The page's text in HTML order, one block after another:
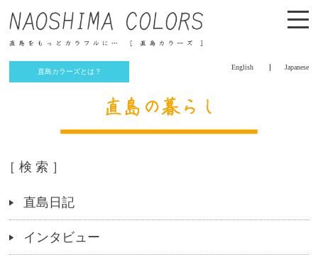
直島カラーズとは？
English Japanese
［ 検 索 ］
直島日記
インタビュー